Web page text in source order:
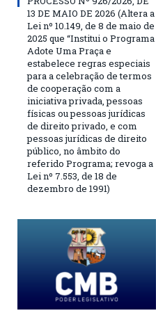
13 DE MAIO DE 2026 (Altera a
Lei nº 10.149, de 8 de maio de
2025 que “Institui o Programa
Adote Uma Praça e
estabelece regras especiais
para a celebração de termos
de cooperação com a
iniciativa privada, pessoas
físicas ou pessoas jurídicas
de direito privado, e com
pessoas jurídicas de direito
público, no âmbito do
referido Programa; revoga a
Lei nº 7.553, de 18 de
dezembro de 1991)